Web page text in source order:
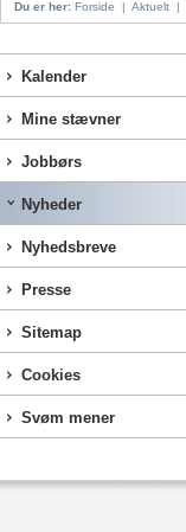
Du er her: Forside | Aktuelt |
Kalender
Mine stævner
Jobbørs
Nyheder
Nyhedsbreve
Presse
Sitemap
Cookies
Svøm mener